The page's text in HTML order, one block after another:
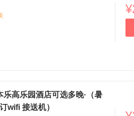
高乐园酒店可选多晚·（暑
wifi 接送机）